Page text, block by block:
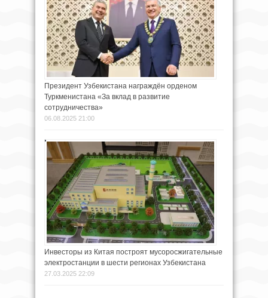
Президент Узбекистана награждён орденом
Туркменистана «За вклад в развитие
сотрудничества»
06.08.2025 21:00
Инвесторы из Китая построят мусоросжигательные
электростанции в шести регионах Узбекистана
27.03.2025 22:09